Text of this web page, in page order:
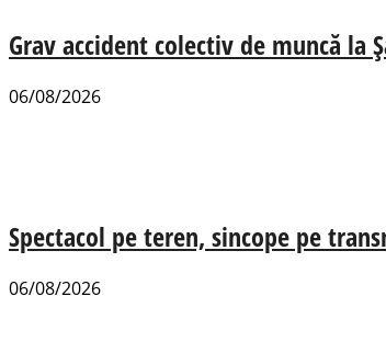
Grav accident colectiv de muncă la
06/08/2026
Spectacol pe teren, sincope pe
06/08/2026